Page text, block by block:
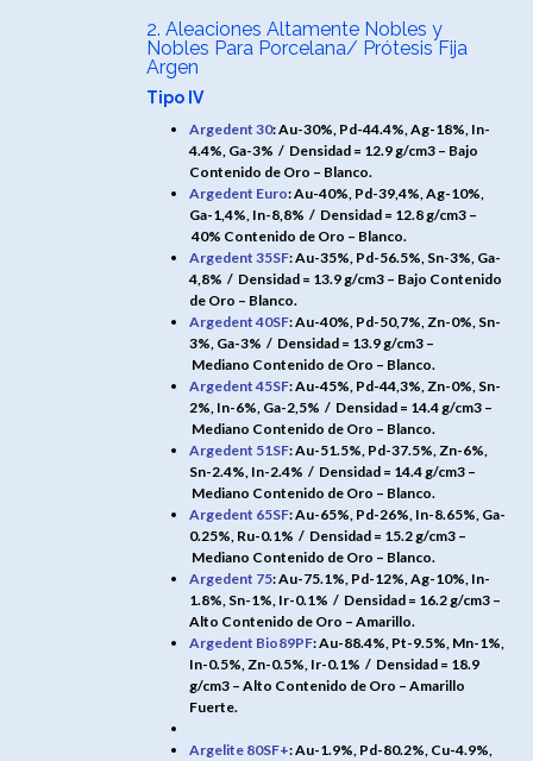
2. Aleaciones Altamente Nobles y
Nobles Para Porcelana/ Prótesis Fija
Argen
Tipo IV
Argedent 30: Au-30%, Pd-44.4%, Ag-18%, In-
4.4%, Ga-3% / Densidad = 12.9 g/cm3 – Bajo
Contenido de Oro – Blanco.
Argedent Euro: Au-40%, Pd-39,4%, Ag-10%,
Ga-1,4%, In-8,8% / Densidad = 12.8 g/cm3 –
40% Contenido de Oro – Blanco.
Argedent 35SF: Au-35%, Pd-56.5%, Sn-3%, Ga-
4,8% / Densidad = 13.9 g/cm3 – Bajo Contenido
de Oro – Blanco.
Argedent 40SF: Au-40%, Pd-50,7%, Zn-0%, Sn-
3%, Ga-3% / Densidad = 13.9 g/cm3 –
Mediano Contenido de Oro – Blanco.
Argedent 45SF: Au-45%, Pd-44,3%, Zn-0%, Sn-
2%, In-6%, Ga-2,5% / Densidad = 14.4 g/cm3 –
Mediano Contenido de Oro – Blanco.
Argedent 51SF: Au-51.5%, Pd-37.5%, Zn-6%,
Sn-2.4%, In-2.4% / Densidad = 14.4 g/cm3 –
Mediano Contenido de Oro – Blanco.
Argedent 65SF: Au-65%, Pd-26%, In-8.65%, Ga-
0.25%, Ru-0.1% / Densidad = 15.2 g/cm3 –
Mediano Contenido de Oro – Blanco.
Argedent 75: Au-75.1%, Pd-12%, Ag-10%, In-
1.8%, Sn-1%, Ir-0.1% / Densidad = 16.2 g/cm3 –
Alto Contenido de Oro – Amarillo.
Argedent Bio89PF: Au-88.4%, Pt-9.5%, Mn-1%,
In-0.5%, Zn-0.5%, Ir-0.1% / Densidad = 18.9
g/cm3 – Alto Contenido de Oro – Amarillo
Fuerte.
Argelite 80SF+: Au-1.9%, Pd-80.2%, Cu-4.9%,